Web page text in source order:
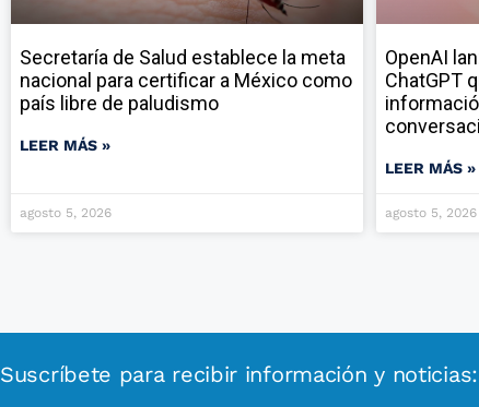
Secretaría de Salud establece la meta
nacional para certificar a México como
país libre de paludismo
LEER MÁS »
agosto 5, 2026
OpenAI
ChatGPT
LEER MÁS »
agosto 5, 2026
Suscríbete para recibir información y noticias: